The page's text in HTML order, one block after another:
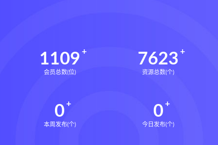
1109
会员总数(位)
7623
资源总数(个)
0
本周发布(个)
0
今日发布(个)